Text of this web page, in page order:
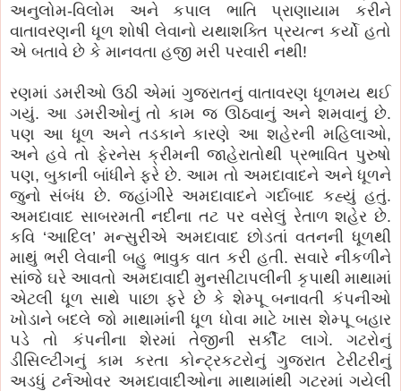
અનુલોમ-વિલોમ અને કપાલ ભાતિ પ્રાણાયામ કરીને
વાતાવરણની ધૂળ શોષી લેવાનો યથાશક્તિ પ્રયત્ન કર્યો હતો
એ બતાવે છે કે માનવતા હજી મરી પરવારી નથી!
રણમાં ડમરીઓ ઉઠી એમાં ગુજરાતનું વાતાવરણ ધૂળમય થઈ
ગયું. આ ડમરીઓનું તો કામ જ ઊઠવાનું અને શમવાનું છે.
પણ આ ધૂળ અને તડકાને કારણે આ શહેરની મહિલાઓ,
અને હવે તો ફેરનેસ ક્રીમની જાહેરાતોથી પ્રભાવિત પુરુષો
પણ, બુકાની બાંધીને ફરે છે. આમ તો અમદાવાદને અને ધૂળને
જુનો સંબંધ છે. જહાંગીરે અમદાવાદને ગર્દાબાદ કહ્યું હતું.
અમદાવાદ સાબરમતી નદીના તટ પર વસેલું રેતાળ શહેર છે.
કવિ ‘આદિલ’ મન્સુરીએ અમદાવાદ છોડતાં વતનની ધૂળથી
માથું ભરી લેવાની બહુ ભાવુક વાત કરી હતી. સવારે નીકળીને
સાંજે ઘરે આવતો અમદાવાદી મુનસીટાપલીની કૃપાથી માથામાં
એટલી ધૂળ સાથે પાછા ફરે છે કે શેમ્પૂ બનાવતી કંપનીઓ
ખોડાને બદલે જો માથામાંની ધૂળ ધોવા માટે ખાસ શેમ્પૂ બહાર
પડે તો કંપનીના શેરમાં તેજીની સર્કીટ લાગે. ગટરોનું
ડીસિલ્ટીંગનું કામ કરતા કોન્ટ્રકટરોનું ગુજરાત ટેરીટરીનું
અડધું ટર્નઓવર અમદાવાદીઓના માથામાંથી ગટરમાં ગયેલી